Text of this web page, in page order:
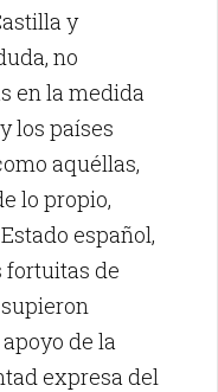
y
no
en la medida
los países
aquéllas,
lo propio,
español,
fortuitas de
de la
expresa del